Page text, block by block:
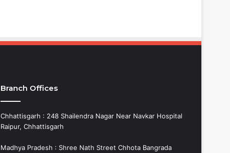
Branch Offices
Chhattisgarh : 248 Shailendra Nagar Near Navkar Hospital
Raipur, Chhattisgarh
Madhya Pradesh : Shree Nath Street Chhota Bangrada